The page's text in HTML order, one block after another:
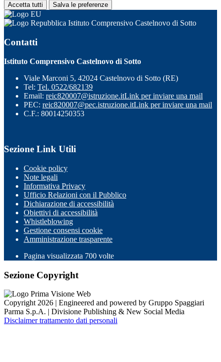
Accetta tutti Salva le preferenze
Istituto Comprensivo Castelnovo di Sotto
Contatti
Istituto Comprensivo Castelnovo di Sotto
Viale Marconi 5, 42024 Castelnovo di Sotto (RE)
Tel: Tel. 0522/682139
Email: reic820007@istruzione.itLink per inviare una mail
PEC: reic820007@pec.istruzione.itLink per inviare una mail
C.F.: 80014250353
Sezione Link Utili
Cookie policy
Note legali
Informativa Privacy
Ufficio Relazioni con il Pubblico
Dichiarazione di accessibilità
Obiettivi di accessibilità
Whistleblowing
Gestione consensi cookie
Amministrazione trasparente
Pagina visualizzata 700 volte
Sezione Copyright
Copyright 2026 | Engineered and powered by Gruppo Spaggiari
Parma S.p.A. | Divisione Publishing & New Social Media
Disclaimer trattamento dati personali